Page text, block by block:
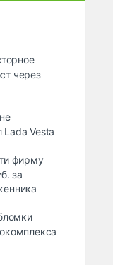
через
Vesta
фирму
за